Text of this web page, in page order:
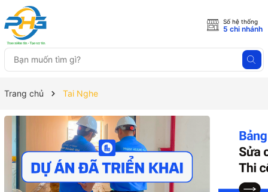
Số hệ thống
5 chi nhánh
Trang chủ Tai Nghe